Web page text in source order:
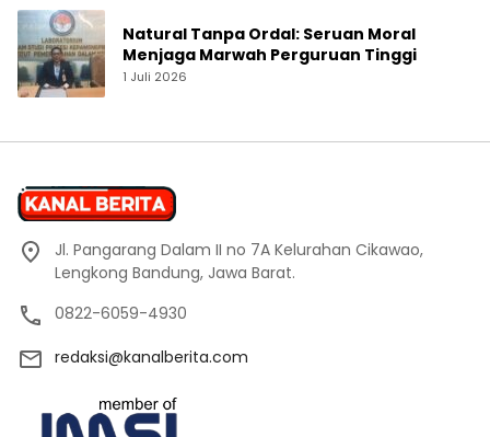
Natural Tanpa Ordal: Seruan Moral
Menjaga Marwah Perguruan Tinggi
1 Juli 2026
Jl. Pangarang Dalam II no 7A Kelurahan Cikawao,
Lengkong Bandung, Jawa Barat.
0822-6059-4930
redaksi@kanalberita.com